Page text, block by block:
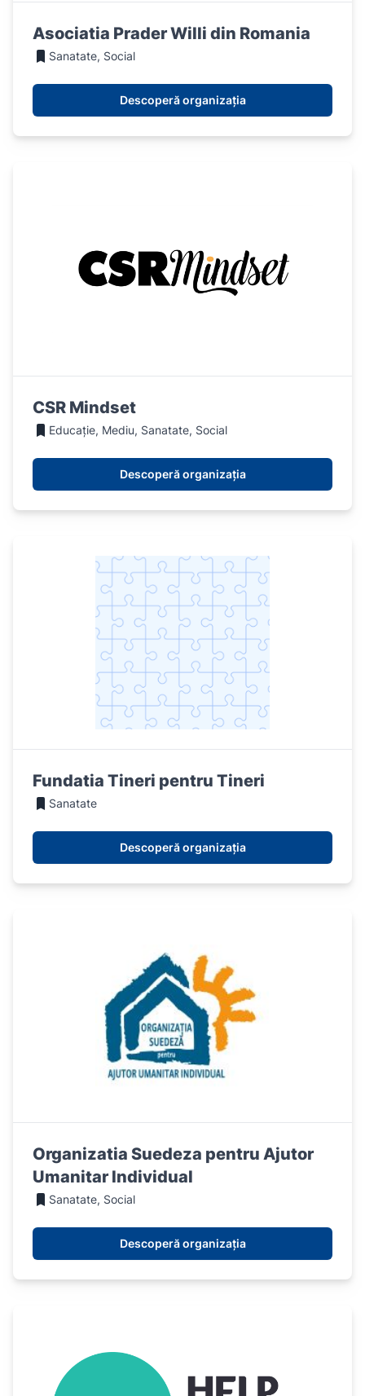
Asociatia Prader Willi din Romania
Sanatate, Social
Descoperă organizația
CSR Mindset
Educație, Mediu, Sanatate, Social
Descoperă organizația
Fundatia Tineri pentru Tineri
Sanatate
Descoperă organizația
Organizatia Suedeza pentru Ajutor
Umanitar Individual
Sanatate, Social
Descoperă organizația